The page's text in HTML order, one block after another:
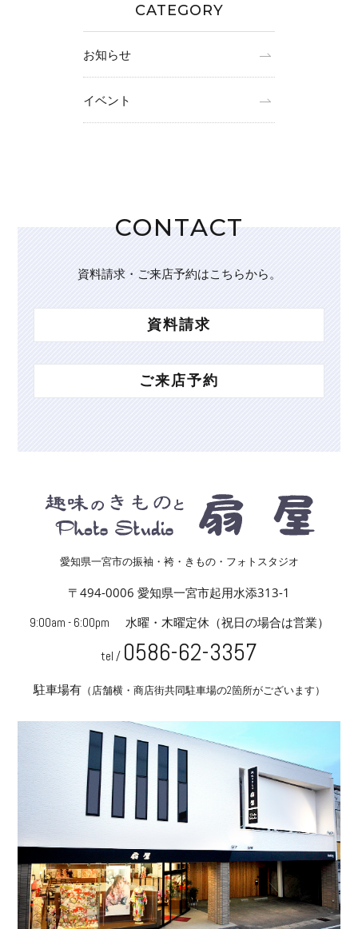
CATEGORY
お知らせ
イベント
CONTACT
資料請求・ご来店予約はこちらから。
資料請求
ご来店予約
愛知県一宮市の振袖・袴・きもの・フォトスタジオ
〒494-0006 愛知県一宮市起用水添313-1
9:00am - 6:00pm 水曜・木曜定休（祝日の場合は営業）
tel / 0586-62-3357
駐車場有（店舗横・商店街共同駐車場の2箇所がございます）